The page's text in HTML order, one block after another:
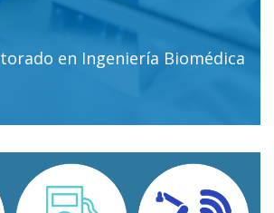
en Ingeniería Biomédica